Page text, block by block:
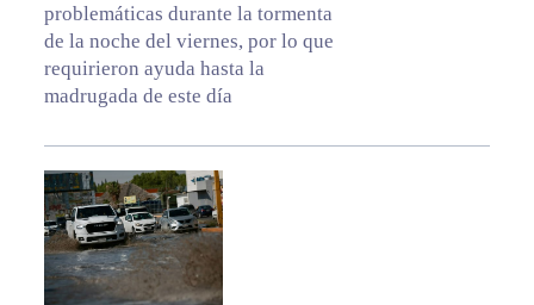
problemáticas durante la tormenta
de la noche del viernes, por lo que
requirieron ayuda hasta la
madrugada de este día